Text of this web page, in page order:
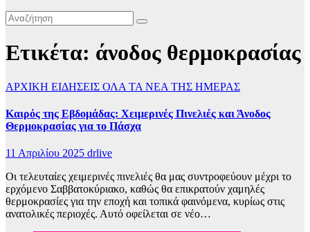
Ετικέτα: άνοδος θερμοκρασίας
ΑΡΧΙΚΗ ΕΙΔΗΣΕΙΣ ΟΛΑ ΤΑ ΝΕΑ ΤΗΣ ΗΜΕΡΑΣ
Καιρός της Εβδομάδας: Χειμερινές Πινελιές και Άνοδος
Θερμοκρασίας για το Πάσχα
11 Απριλίου 2025 drlive
Οι τελευταίες χειμερινές πινελιές θα μας συντροφεύουν μέχρι το
ερχόμενο Σαββατοκύριακο, καθώς θα επικρατούν χαμηλές
θερμοκρασίες για την εποχή και τοπικά φαινόμενα, κυρίως στις
ανατολικές περιοχές. Αυτό οφείλεται σε νέο…